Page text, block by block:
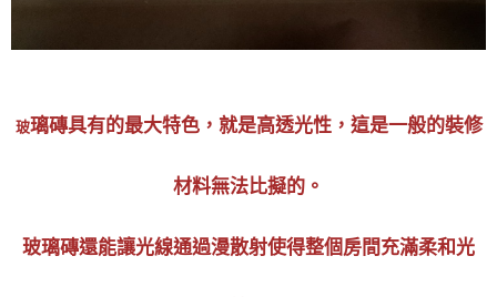
玻璃磚具有的最大特色，就是高透光性，這是一般的裝修
材料無法比擬的。
玻璃磚還能讓光線通過漫散射使得整個房間充滿柔和光